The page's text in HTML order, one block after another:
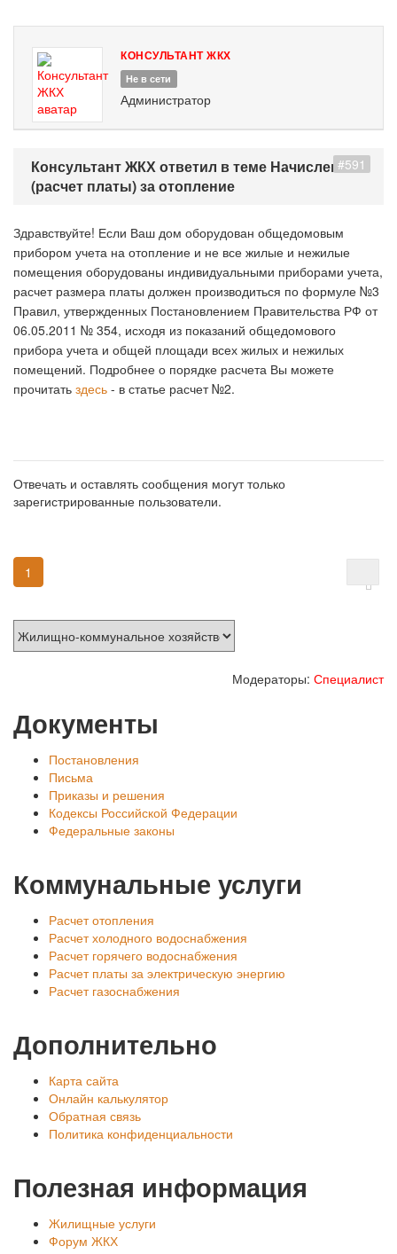
КОНСУЛЬТАНТ ЖКХ
Не в сети
Администратор
#591
Консультант ЖКХ ответил в теме Начисление
(расчет платы) за отопление
Здравствуйте! Если Ваш дом оборудован общедомовым
прибором учета на отопление и не все жилые и нежилые
помещения оборудованы индивидуальными приборами учета,
расчет размера платы должен производиться по формуле №3
Правил, утвержденных Постановлением Правительства РФ от
06.05.2011 № 354, исходя из показаний общедомового
прибора учета и общей площади всех жилых и нежилых
помещений. Подробнее о порядке расчета Вы можете
прочитать здесь - в статье расчет №2.
Отвечать и оставлять сообщения могут только
зарегистрированные пользователи.
1
Модераторы: Специалист
Документы
Постановления
Письма
Приказы и решения
Кодексы Российской Федерации
Федеральные законы
Коммунальные услуги
Расчет отопления
Расчет холодного водоснабжения
Расчет горячего водоснабжения
Расчет платы за электрическую энергию
Расчет газоснабжения
Дополнительно
Карта сайта
Онлайн калькулятор
Обратная связь
Политика конфиденциальности
Полезная информация
Жилищные услуги
Форум ЖКХ